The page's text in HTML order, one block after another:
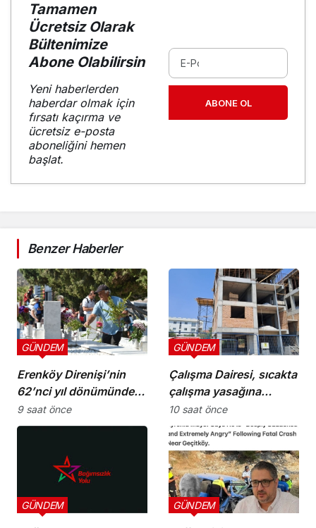
Tamamen
Ücretsiz Olarak
Bültenimize
Abone Olabilirsin
Yeni haberlerden
haberdar olmak için
fırsatı kaçırma ve
ücretsiz e-posta
aboneliğini hemen
başlat.
ABONE OL
Benzer Haberler
Erenköy Direnişi’nin
62’nci yıl dönümünde
şehitler törenle anıldı
GÜNDEM
9 saat önce
Çalışma Dairesi, sıcakta
çalışma yasağına
uymayan 19 iş yerine
uyarı verdi
GÜNDEM
10 saat önce
GÜNDEM GÜNDEM